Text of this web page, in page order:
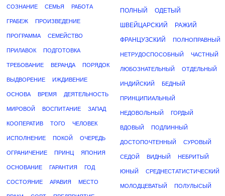
СОЗНАНИЕ СЕМЬЯ РАБОТА
ГРАБЕЖ ПРОИЗВЕДЕНИЕ
ПРОГРАММА СЕМЕЙСТВО
ПРИЛАВОК ПОДГОТОВКА
ТРЕБОВАНИЕ ВЕРАНДА ПОРЯДОК
ВЫДВОРЕНИЕ ИЖДИВЕНИЕ
ОСНОВА ВРЕМЯ ДЕЯТЕЛЬНОСТЬ
МИРОВОЙ ВОСПИТАНИЕ ЗАПАД
КООПЕРАТИВ ТОГО ЧЕЛОВЕК
ИСПОЛНЕНИЕ ПОКОЙ ОЧЕРЕДЬ
ОГРАНИЧЕНИЕ ПРИНЦ ЯПОНИЯ
ОСНОВАНИЕ ГАРАНТИЯ ГОД
СОСТОЯНИЕ АРАВИЯ МЕСТО
ПОЛНЫЙ ОДЕТЫЙ
ШВЕЙЦАРСКИЙ РАЖИЙ
ФРАНЦУЗСКИЙ ПОЛНОПРАВНЫЙ
НЕТРУДОСПОСОБНЫЙ ЧАСТНЫЙ
ЛЮБОЗНАТЕЛЬНЫЙ ОТДЕЛЬНЫЙ
ИНДИЙСКИЙ БЕДНЫЙ
ПРИНЦИПИАЛЬНЫЙ
НЕДОВОЛЬНЫЙ ГОРДЫЙ
ВДОВЫЙ ПОДЛИННЫЙ
ДОСТОПОЧТЕННЫЙ СУРОВЫЙ
СЕДОЙ ВИДНЫЙ НЕБРИТЫЙ
ЮНЫЙ СРЕДНЕСТАТИСТИЧЕСКИЙ
МОЛОДЦЕВАТЫЙ ПОЛУЛЫСЫЙ